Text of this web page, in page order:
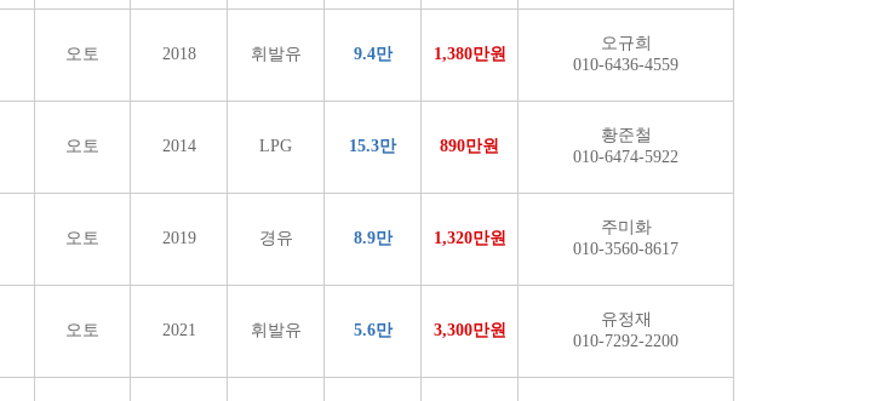
오토 2018 휘발유 9.4만 1,380만원
오규희
010-6436-4559
오토 2014 LPG 15.3만 890만원
황준철
010-6474-5922
오토 2019 경유 8.9만 1,320만원
주미화
010-3560-8617
오토 2021 휘발유 5.6만 3,300만원
유정재
010-7292-2200